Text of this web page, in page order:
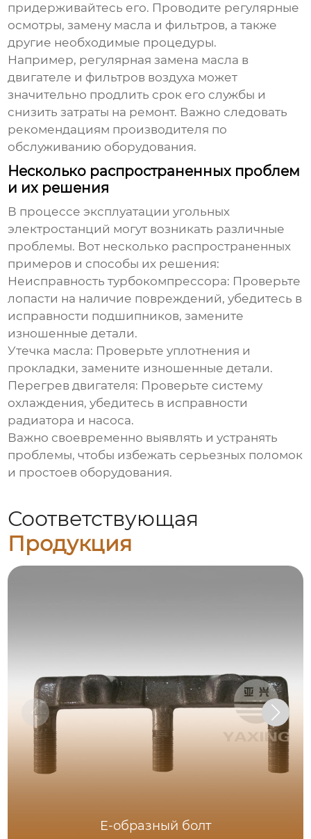
придерживайтесь его. Проводите регулярные
осмотры, замену масла и фильтров, а также
другие необходимые процедуры.
Например, регулярная замена масла в
двигателе и фильтров воздуха может
значительно продлить срок его службы и
снизить затраты на ремонт. Важно следовать
рекомендациям производителя по
обслуживанию оборудования.
Несколько распространенных проблем
и их решения
В процессе эксплуатации угольных
электростанций могут возникать различные
проблемы. Вот несколько распространенных
примеров и способы их решения:
Неисправность турбокомпрессора: Проверьте
лопасти на наличие повреждений, убедитесь в
исправности подшипников, замените
изношенные детали.
Утечка масла: Проверьте уплотнения и
прокладки, замените изношенные детали.
Перегрев двигателя: Проверьте систему
охлаждения, убедитесь в исправности
радиатора и насоса.
Важно своевременно выявлять и устранять
проблемы, чтобы избежать серьезных поломок
и простоев оборудования.
Соответствующая
Продукция
E-образный болт